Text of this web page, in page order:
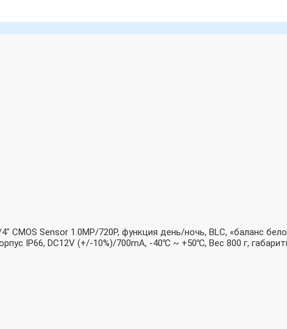
Sensor 1.0MP/720P, функция день/ночь, BLC, «баланс
IP66, DC12V (+/-10%)/700mA, -40℃ ~ +50℃, Вес 800 г,